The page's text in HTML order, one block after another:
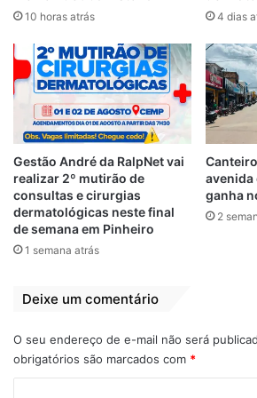
circulando dentro do
Pinheiro como
iniciativas de
empreendedorismo.
Relacionado
Prefeitura de
Ribamar-MA adere
ao Programa
Cidade
14 de maio de 2021
Em "PINHEIRO-MA"
Prefeitura de
Bequimão oferece
10 horas atrás 4 dias
Gestão André da RalpNet vai
realizar 2º mutirão de
consultas e cirurgias
dermatológicas neste final
de semana em Pinheiro
1 semana atrás
avenida
ganha
2
Deixe um comentário
O seu endereço de e-mail não será
obrigatórios são marcados com *